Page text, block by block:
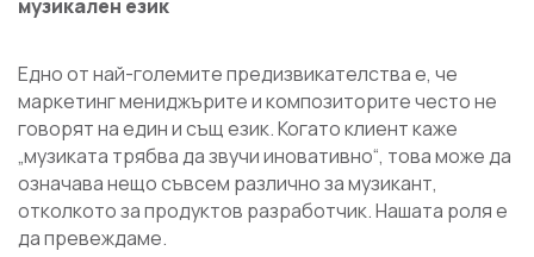
музикален език
Едно от най-големите предизвикателства е, че
маркетинг мениджърите и композиторите често не
говорят на един и същ език. Когато клиент каже
„музиката трябва да звучи иновативно“, това може да
означава нещо съвсем различно за музикант,
отколкото за продуктов разработчик. Нашата роля е
да превеждаме.